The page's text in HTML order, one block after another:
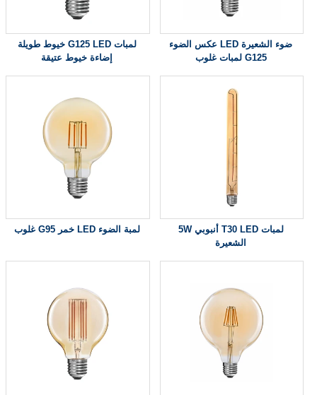
خيوط طويلة G125 LED لمبات
إضاءة خيوط عتيقة
عكس الضوء LED ضوء الشعيرة
لمبات غلوب G125
غلوب G95 خمر LED لمبة الضوء
5W أنبوبي T30 LED لمبات
الشعيرة